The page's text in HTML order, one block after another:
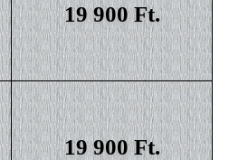
19 900 Ft.
19 900 Ft.